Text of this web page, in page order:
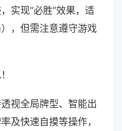
实现“必胜”效果，适
，但需注意遵守游戏
视全局牌型、智能出
及快速自摸等操作，